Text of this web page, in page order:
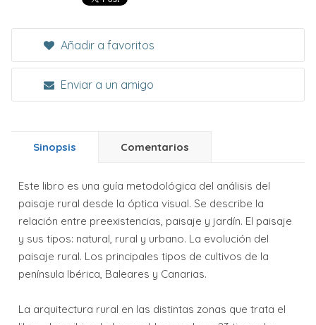
Añadir a favoritos
Enviar a un amigo
Sinopsis Comentarios
Este libro es una guía metodológica del análisis del
paisaje rural desde la óptica visual. Se describe la
relación entre preexistencias, paisaje y jardín. El paisaje
y sus tipos: natural, rural y urbano. La evolución del
paisaje rural. Los principales tipos de cultivos de la
península Ibérica, Baleares y Canarias.
La arquitectura rural en las distintas zonas que trata el